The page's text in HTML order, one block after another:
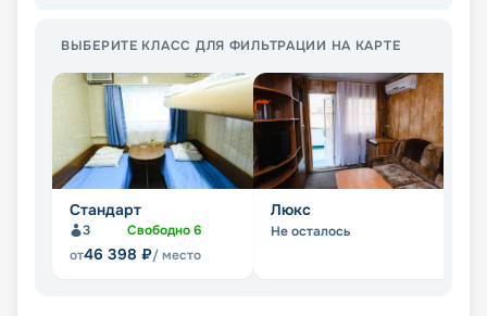
ВЫБЕРИТЕ КЛАСС ДЛЯ ФИЛЬТРАЦИИ НА КАРТЕ
Стандарт
3 Свободно6
от46 398 ₽/ место
Люкс
Не осталось